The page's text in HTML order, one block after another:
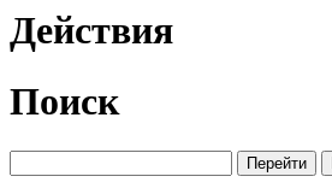
Действия
Поиск